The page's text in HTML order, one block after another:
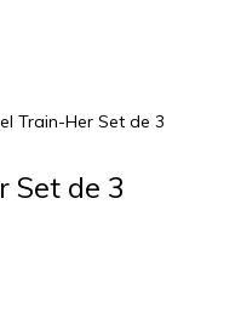
Train-Her Set de 3
Set de 3